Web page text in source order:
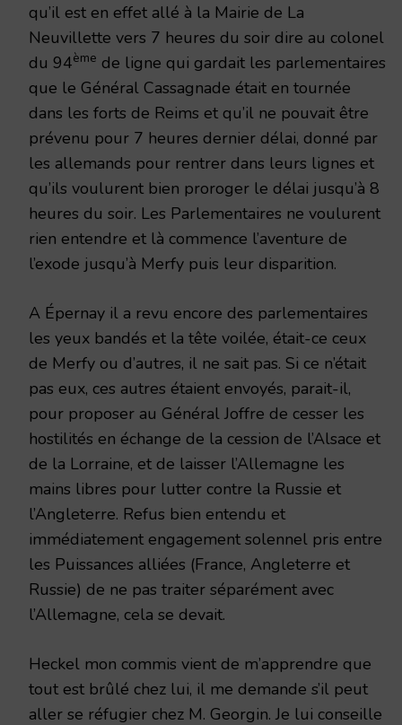
qu’il est en effet allé à la Mairie de La
Neuvillette vers 7 heures du soir dire au colonel
du 94ème de ligne qui gardait les parlementaires
que le Général Cassagnade était en tournée
dans les forts de Reims et qu’il ne pouvait être
prévenu pour 7 heures dernier délai, donné par
les allemands pour rentrer dans leurs lignes et
qu’ils voulurent bien proroger le délai jusqu’à 8
heures du soir. Les Parlementaires ne voulurent
rien entendre et là commence l’aventure de
l’exode jusqu’à Merfy puis leur disparition.
A Épernay il a revu encore des parlementaires
les yeux bandés et la tête voilée, était-ce ceux
de Merfy ou d’autres, il ne sait pas. Si ce n’était
pas eux, ces autres étaient envoyés, parait-il,
pour proposer au Général Joffre de cesser les
hostilités en échange de la cession de l’Alsace et
de la Lorraine, et de laisser l’Allemagne les
mains libres pour lutter contre la Russie et
l’Angleterre. Refus bien entendu et
immédiatement engagement solennel pris entre
les Puissances alliées (France, Angleterre et
Russie) de ne pas traiter séparément avec
l’Allemagne, cela se devait.
Heckel mon commis vient de m’apprendre que
tout est brûlé chez lui, il me demande s’il peut
aller se réfugier chez M. Georgin. Je lui conseille